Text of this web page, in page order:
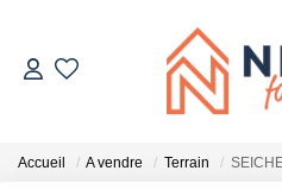
Accueil A vendre Terrain